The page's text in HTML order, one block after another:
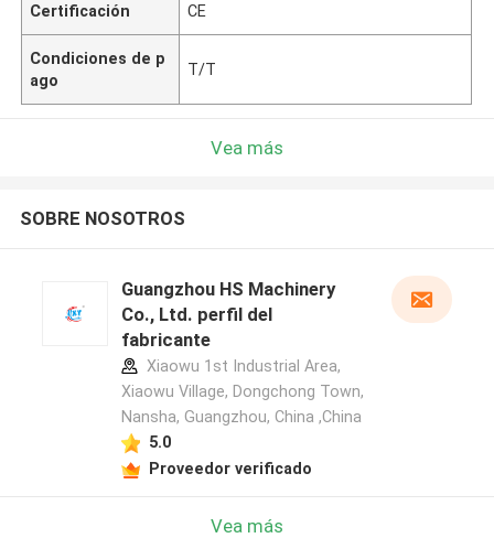
Certificación CE
Condiciones de p
ago
T/T
Vea más
SOBRE NOSOTROS
Guangzhou HS Machinery
Co., Ltd. perfil del
fabricante
Xiaowu 1st Industrial Area,
Xiaowu Village, Dongchong Town,
Nansha, Guangzhou, China ,China
5.0
Proveedor verificado
Vea más